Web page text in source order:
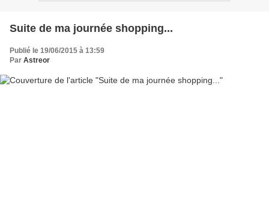
Suite de ma journée shopping...
Publié le 19/06/2015 à 13:59
Par Astreor